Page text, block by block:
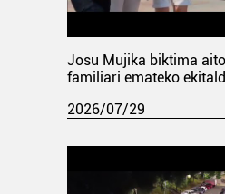
Josu Mujika biktima
familiari emateko
2026/07/29